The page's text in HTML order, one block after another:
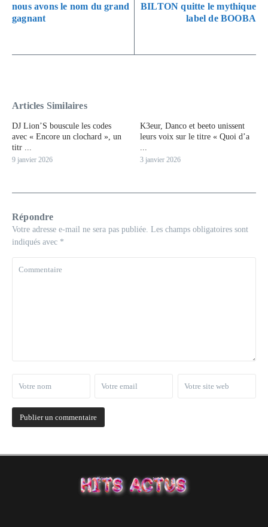
nous avons le nom du grand
gagnant
BILTON quitte le mythique
label de BOOBA
Articles Similaires
DJ Lion’S bouscule les codes
avec « Encore un clochard », un
titr ...
9 janvier 2026
K3eur, Danco et beeto unissent
leurs voix sur le titre « Quoi d’a
3 janvier 2026
Répondre
Votre adresse e-mail ne sera pas publiée. Les champs obligatoires sont
indiqués avec *